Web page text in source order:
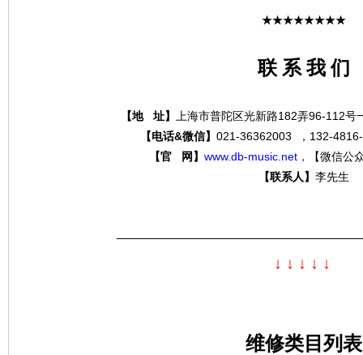
★★★★★★★★
联 系 我 们
【地 址】
上海市普陀区光新路182弄96-112
【电话&微信】 021-36362003 ，132-
【官 网】 www.db-music.net，
【微信公
【联系人】 李先生
↓ ↓ ↓ ↓ ↓
维修类目列表